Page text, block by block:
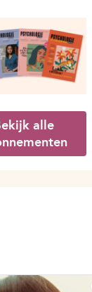
alle